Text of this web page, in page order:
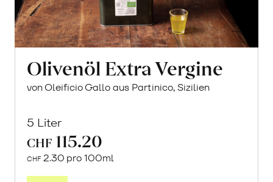
Olivenöl Extra Vergine
von Oleificio Gallo aus Partinico, Sizilien
5 Liter
CHF 115.20
CHF 2.30 pro 100ml